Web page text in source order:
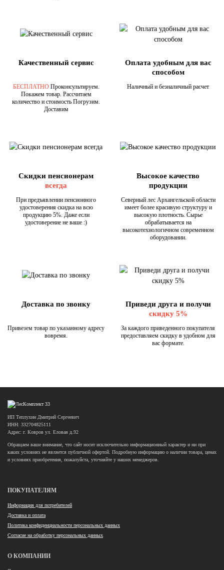
Качественный сервис
БЕСПЛАТНОПроконсультируем.
Покажем товар. Рассчитаем
количество и стоимость Погрузим.
Доставим
Оплата удобным для вас
способом
Наличный и безналичный расчет
Скидки пенсионерам
всегда
При предъявлении пенсионного
удостоверения скидка на всю
продукцию 5%. Даже если
удостоверение не ваше :)
Высокое качество
продукции
Северный лес Архангельской области
имеет более красивую структуру и
высокую плотность. Сырье
обрабатывается на
высокотехнологичном современном
оборудовании.
Доставка по звонку
Привезем товар по указанному адресу
вовремя.
Приведи друга и получи
скидку 5%
За каждого приведенного покупателя
предоставляем скидку в удобном для
вас формате.
ИП Теплухин Дмитрий Сергеевич
ИНН: 332704825111
Адрес: г. Ковров ул. Еловая д.92
Обращаем ваше внимание, что сайт носит исключительно информационный характер и ни при
каких условиях не является публичной офертой. Подробную информацию о наличии товара, ценах
и условиях приобретения, пожалуйста, уточняйте у наших менеджеров.
ПОКУПАТЕЛЯМ
Информация для потребителей
Доставка и оплата
Политика конфиденциальности персональных данных
Согласие на обработку персональных данных
О КОМПАНИИ